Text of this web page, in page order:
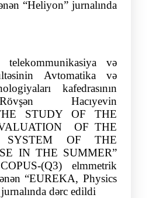
“Heliyon” jurnalında
telekommunikasiya və
Avtomatika və
kafedrasının
Rövşən Hacıyevin
STUDY OF THE
OF THE
SYSTEM OF THE
IN THE SUMMER”
(Q3)
elmmetrik
“EUREKA, Physics
jurnalında dərc edildi